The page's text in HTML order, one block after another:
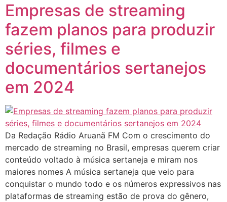
Empresas de streaming
fazem planos para produzir
séries, filmes e
documentários sertanejos
em 2024
Da Redação Rádio Aruanã FM Com o crescimento do
mercado de streaming no Brasil, empresas querem criar
conteúdo voltado à música sertaneja e miram nos
maiores nomes A música sertaneja que veio para
conquistar o mundo todo e os números expressivos nas
plataformas de streaming estão de prova do gênero,